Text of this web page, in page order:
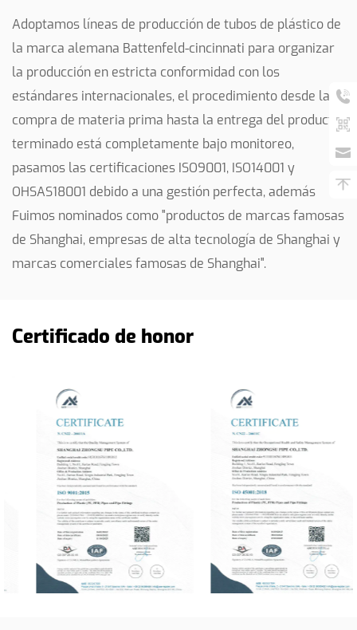
Adoptamos líneas de producción de tubos de plástico de
la marca alemana Battenfeld-cincinnati para organizar
la producción en estricta conformidad con los
estándares internacionales, el procedimiento desde la
compra de materia prima hasta la entrega del producto
terminado está completamente bajo monitoreo,
pasamos las certificaciones ISO9001, ISO14001 y
OHSAS18001 debido a una gestión perfecta, además
Fuimos nominados como "productos de marcas famosas
de Shanghai, empresas de alta tecnología de Shanghai y
marcas comerciales famosas de Shanghai".
Certificado de honor